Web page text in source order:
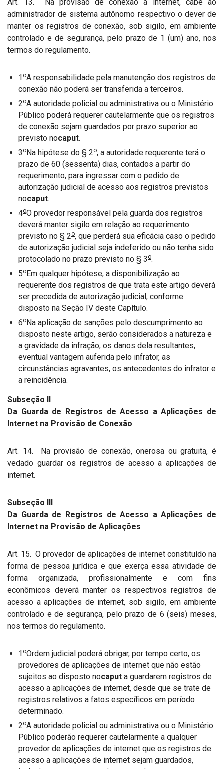
Art. 13. Na provisão de conexão à internet, cabe ao
administrador de sistema autônomo respectivo o dever de
manter os registros de conexão, sob sigilo, em ambiente
controlado e de segurança, pelo prazo de 1 (um) ano, nos
termos do regulamento.
1 oA responsabilidade pela manutenção dos registros de
conexão não poderá ser transferida a terceiros.
2oA autoridade policial ou administrativa ou o Ministério
Público poderá requerer cautelarmente que os registros
de conexão sejam guardados por prazo superior ao
previsto nocaput.
3 oNa hipótese do § 2o, a autoridade requerente terá o
prazo de 60 (sessenta) dias, contados a partir do
requerimento, para ingressar com o pedido de
autorização judicial de acesso aos registros previstos
nocaput.
4oO provedor responsável pela guarda dos registros
deverá manter sigilo em relação ao requerimento
previsto no § 2o, que perderá sua eficácia caso o pedido
de autorização judicial seja indeferido ou não tenha sido
protocolado no prazo previsto no § 3 o.
5oEm qualquer hipótese, a disponibilização ao
requerente dos registros de que trata este artigo deverá
ser precedida de autorização judicial, conforme
disposto na Seção IV deste Capítulo.
6oNa aplicação de sanções pelo descumprimento ao
disposto neste artigo, serão considerados a natureza e
a gravidade da infração, os danos dela resultantes,
eventual vantagem auferida pelo infrator, as
circunstâncias agravantes, os antecedentes do infrator e
a reincidência.
Subseção II
Da Guarda de Registros de Acesso a Aplicações de
Internet na Provisão de Conexão
Art. 14. Na provisão de conexão, onerosa ou gratuita, é
vedado guardar os registros de acesso a aplicações de
internet.
Subseção III
Da Guarda de Registros de Acesso a Aplicações de
Internet na Provisão de Aplicações
Art. 15. O provedor de aplicações de internet constituído na
forma de pessoa jurídica e que exerça essa atividade de
forma organizada, profissionalmente e com fins
econômicos deverá manter os respectivos registros de
acesso a aplicações de internet, sob sigilo, em ambiente
controlado e de segurança, pelo prazo de 6 (seis) meses,
nos termos do regulamento.
1 oOrdem judicial poderá obrigar, por tempo certo, os
provedores de aplicações de internet que não estão
sujeitos ao disposto nocaput a guardarem registros de
acesso a aplicações de internet, desde que se trate de
registros relativos a fatos específicos em período
determinado.
2oA autoridade policial ou administrativa ou o Ministério
Público poderão requerer cautelarmente a qualquer
provedor de aplicações de internet que os registros de
acesso a aplicações de internet sejam guardados,